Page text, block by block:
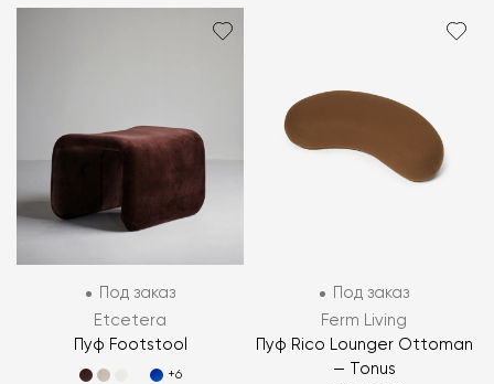
Под заказ
Etcetera
Пуф Footstool
+6
Под заказ
Ferm Living
Пуф Rico Lounger Ottoman
— Tonus